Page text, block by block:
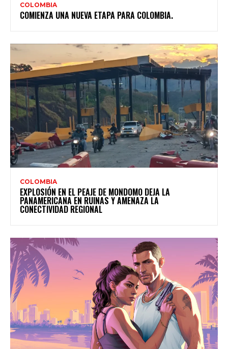
COLOMBIA
COMIENZA UNA NUEVA ETAPA PARA COLOMBIA.
COLOMBIA
EXPLOSIÓN EN EL PEAJE DE MONDOMO DEJA LA
PANAMERICANA EN RUINAS Y AMENAZA LA
CONECTIVIDAD REGIONAL